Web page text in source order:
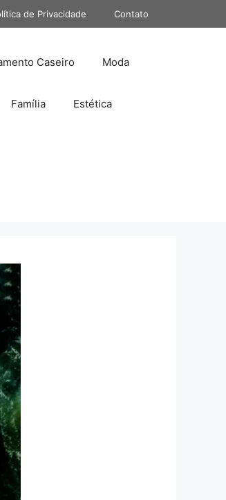
de Privacidade Contato
Caseiro Moda
Família Estética